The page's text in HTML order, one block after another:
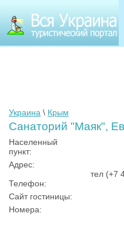
Украина \ Крым
Санаторий "Маяк",
Населенный
пункт:
Адрес:
Телефон:
тел (+7
Сайт гостиницы:
Номера: